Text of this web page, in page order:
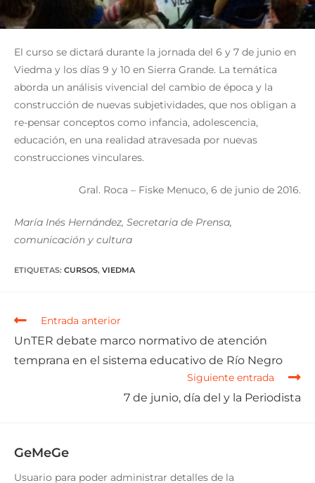
El curso se dictará durante la jornada del 6 y 7 de junio en
Viedma y los días 9 y 10 en Sierra Grande. La temática
aborda un análisis vivencial del cambio de época y la
construcción de nuevas subjetividades, que nos obligan a
re-pensar conceptos como infancia, adolescencia,
educación, en una realidad atravesada por nuevas
construcciones vinculares.
Gral. Roca – Fiske Menuco, 6 de junio de 2016.
María Inés Hernández, Secretaria de Prensa,
comunicación y cultura
ETIQUETAS: CURSOS, VIEDMA
Entrada anterior
UnTER debate marco normativo de atención
temprana en el sistema educativo de Río Negro
Siguiente entrada
7 de junio, día del y la Periodista
GeMeGe
Usuario para poder administrar detalles de la